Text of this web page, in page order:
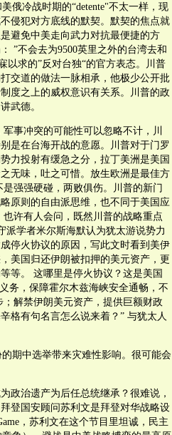
俄冷战时期的“detente"不太一样，现
侵犯对方底线的默契。默契的焦点就
避免中美走向武力对抗最便捷的方
”不会去为9500英里之外的台湾去和
以求的”反对台独“的官方表态。川普
交道的做法一脉相承，他极少公开批
度之上的威权意识有关系。川普的政
武德。
事冲突的可能性可以忽略不计，川
是在台海开战的意愿。川普对于门罗
力投射有缓急之分，拉丁美洲是美国
无味，吐之可惜。放生欧洲是最佳方
强强硬碰，两败俱伤。川普的新门
原则的自由派思维，也不同于美国应
许有人会问，既然川普的战略重点
派学者米尔斯海默认为犹太游说势力
停火协议的原因，写此文时看到美伊
美国归还伊朗被扣押的美元资产，更
等。 这哪里是停火协议？这是美国
务，保障霍尔木兹海峡安全通畅，不
解禁伊朗美元资产，提供巨额财政
格有句名言怎么说来着？” 与犹太人
期中选举带来灾难性影响。很可能会
政治遗产为后任总统继承？很难说，
登国安顾问苏利文是拜登对华战略设
，苏利文在这个节目里坦诚，民主